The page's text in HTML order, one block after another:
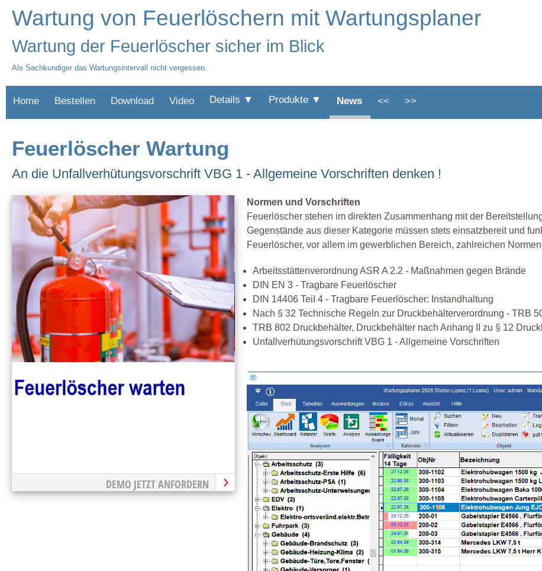
Wartung von Feuerlöschern mit Wartungsplaner
Wartung der Feuerlöscher sicher im Blick
Als Sachkundiger das Wartungsintervall nicht vergessen.
Home Bestellen Download Video Details ▼ Produkte ▼ News << >>
Feuerlöscher Wartung
An die Unfallverhütungsvorschrift VBG 1 - Allgemeine Vorschriften denken !
DEMO JETZT ANFORDERN
Normen und Vorschriften
Feuerlöscher stehen im direkten Zusammenhang mit der
Gegenstände aus dieser Kategorie müssen stets einsatzbereit und
Feuerlöscher, vor allem im gewerblichen Bereich, zahlreichen
Arbeitsstättenverordnung ASR A 2.2 - Maßnahmen gegen Brände
DIN EN 3 - Tragbare Feuerlöscher
DIN 14406 TeiI 4 - Tragbare Feuerlöscher: Instandhaltung
Nach § 32 Technische Regeln zur Druckbehälterverordnung - TRB
TRB 802 Druckbehälter, Druckbehälter nach Anhang II zu § 12
Unfallverhütungsvorschrift VBG 1 - Allgemeine Vorschriften